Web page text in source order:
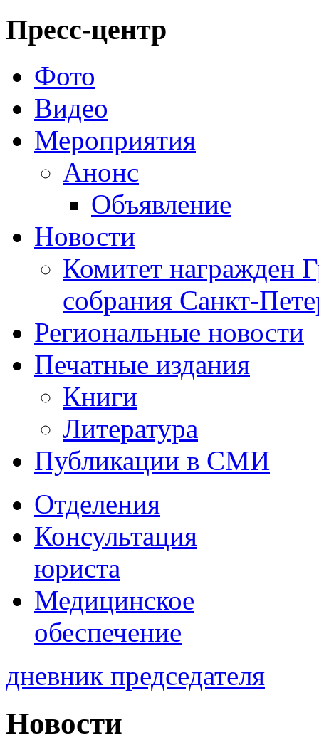
Пресс-центр
Фото
Видео
Мероприятия
Анонс
Объявление
Новости
Комитет награжден
собрания Санкт-
Региональные новости
Печатные издания
Книги
Литература
Публикации в СМИ
Отделения
Консультация
юриста
Медицинское
обеспечение
дневник председателя
Новости